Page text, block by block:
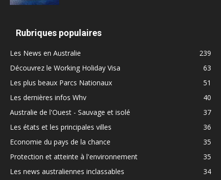
Rubriques populaires
Les News en Australie
239
Découvrez le Working Holiday Visa
63
Les plus beaux Parcs Nationaux
51
Les dernières infos Whv
40
Australie de l'Ouest - Sauvage et isolé
37
Les états et les principales villes
36
Economie du pays de la chance
35
Protection et atteinte à l'environnement
35
Les news australiennes inclassables
34